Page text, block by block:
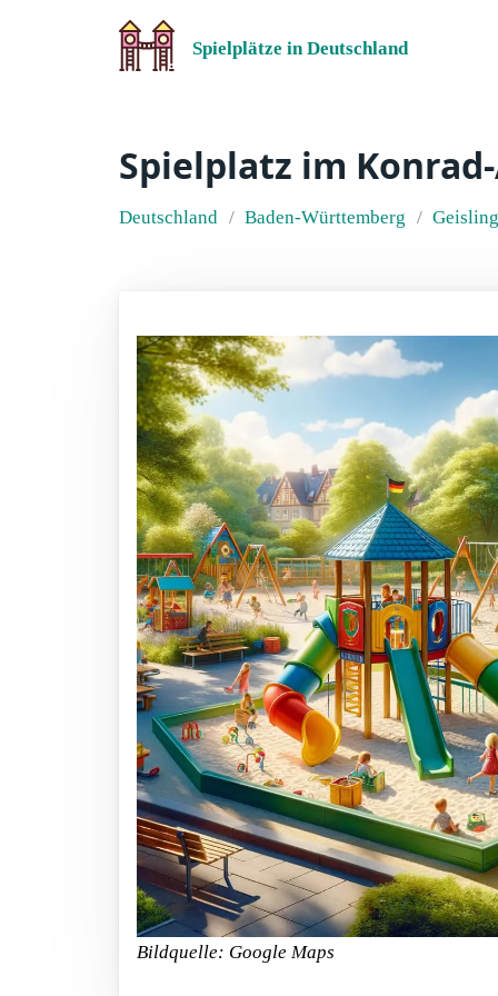
Spielplätze in Deutschland
Spielplatz im
Deutschland Baden-Württemberg
Bildquelle: Google Maps